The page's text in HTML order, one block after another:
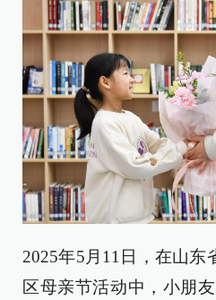
2025年5月11日，在山东
区母亲节活动中，小朋